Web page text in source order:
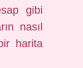
gibi
nasıl
harita